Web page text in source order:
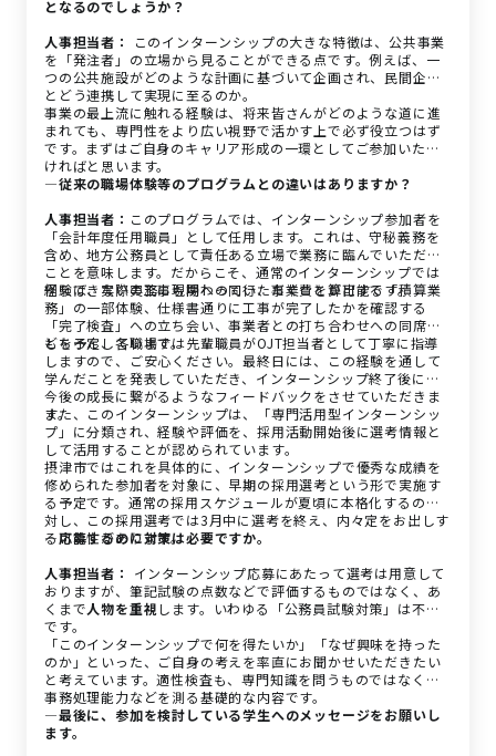
となるのでしょうか？
人事担当者：
このインターンシップの大きな特徴は、公共事業
を「発注者」の立場から見ることができる点です。例えば、一
つの公共施設がどのような計画に基づいて企画され、民間企業
とどう連携して実現に至るのか。
事業の最上流に触れる経験は、将来皆さんがどのような道に進
まれても、専門性をより広い視野で活かす上で必ず役立つはず
です。まずはご自身のキャリア形成の一環としてご参加いただ
ければと思います。
―従来の職場体験等のプログラムとの違いはありますか？
人事担当者： このプログラムでは、インターンシップ参加者を
「会計年度任用職員」として任用します。これは、守秘義務を
含め、地方公務員として責任ある立場で業務に臨んでいただく
ことを意味します。だからこそ、通常のインターンシップでは
経験できない実務にも関わっていただくことが可能です。
例えば、実際の工事現場への同行、事業費を算出する「積算業
務」の一部体験、仕様書通りに工事が完了したかを確認する
「完了検査」への立ち会い、事業者との打ち合わせへの同席な
どを予定しています。
もちろん、各職場では先輩職員がOJT担当者として丁寧に指導
しますので、ご安心ください。最終日には、この経験を通して
学んだことを発表していただき、インターンシップ終了後に、
今後の成長に繋がるようなフィードバックをさせていただきま
す。
また、このインターンシップは、「専門活用型インターンシッ
プ」に分類され、経験や評価を、採用活動開始後に選考情報と
して活用することが認められています。
摂津市ではこれを具体的に、インターンシップで優秀な成績を
修められた参加者を対象に、早期の採用選考という形で実施す
る予定です。通常の採用スケジュールが夏頃に本格化するのに
対し、この採用選考では3月中に選考を終え、内々定をお出しす
る可能性があります。
―応募するのに対策は必要ですか。
人事担当者：
インターンシップ応募にあたって選考は用意して
おりますが、筆記試験の点数などで評価するものではなく、あ
くまで人物を重視 します。いわゆる「公務員試験対策」は不要
です。
「このインターンシップで何を得たいか」「なぜ興味を持った
のか」といった、ご自身の考えを率直にお聞かせいただきたい
と考えています。適性検査も、専門知識を問うものではなく、
事務処理能力などを測る基礎的な内容です。
―最後に、参加を検討している学生へのメッセージをお願いし
ます。